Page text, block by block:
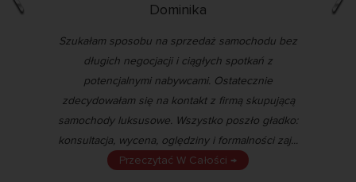
Dominika
Szukałam sposobu na sprzedaż samochodu bez
długich negocjacji i ciągłych spotkań z
potencjalnymi nabywcami. Ostatecznie
zdecydowałam się na kontakt z firmą skupującą
samochody luksusowe. Wszystko poszło gładko:
konsultacja, wycena, oględziny i formalności zaj...
Przeczytać W Całości →